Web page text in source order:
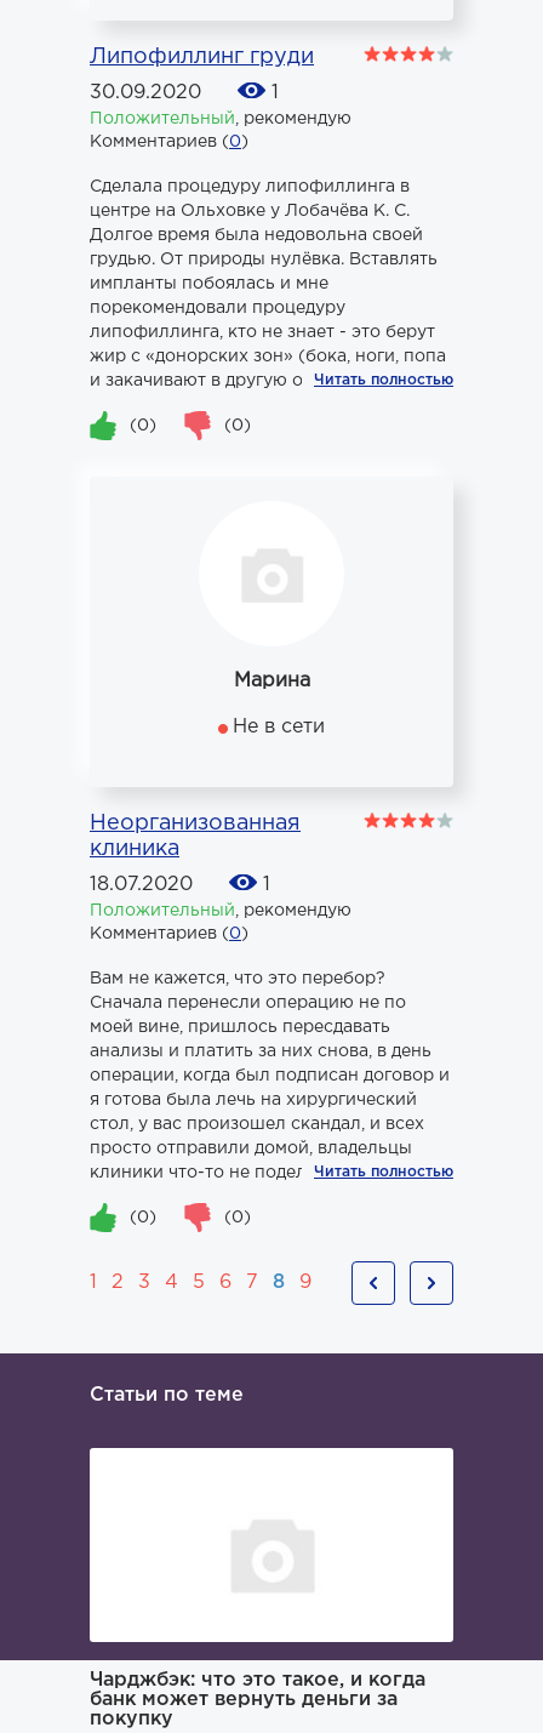
Липофиллинг груди
30.09.2020
Положительный
рекомендую
Комментариев (0)
Сделала процедуру липофиллинга в
центре на Ольховке у Лобачёва К. С.
Долгое время была недовольна своей
грудью. От природы нулёвка. Вставлять
импланты побоялась и мне
порекомендовали процедуру
липофиллинга, кто не знает - это берут
жир с «донорских зон» (бока, ноги, попа
и закачивают в другую область, в моём...
Читать полностью
(0) (0)
Марина
Не в сети
Неорганизованная
клиника
18.07.2020
Положительный
рекомендую
Комментариев (0)
Вам не кажется, что это перебор?
Сначала перенесли операцию не по
моей вине, пришлось пересдавать
анализы и платить за них снова, в день
операции, когда был подписан договор и
я готова была лечь на хирургический
стол, у вас произошел скандал, и всех
просто отправили домой, владельцы
клиники что-то не поделили...Читать полностью
(0) (0)
2 3 4 5 6 7 8 9
Статьи по теме
Чарджбэк: что это такое, и когда
банк может вернуть деньги за
покупку